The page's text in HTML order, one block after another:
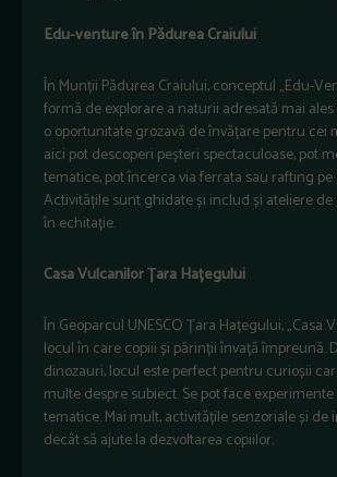
Edu-venture în Pădurea Craiului
În Munții Pădurea Craiului, conceptul „Edu-
formă de explorare a naturii adresată mai ales
o oportunitate grozavă de învățare pentru cei
aici pot descoperi peșteri spectaculoase, pot
tematice, pot încerca via ferrata sau rafting pe
Activitățile sunt ghidate și includ și ateliere
în echitație.
Casa Vulcanilor Țara Hațegului
În Geoparcul UNESCO Țara Hațegului, „Casa
locul în care copiii și părinții învață împreună.
dinozauri, locul este perfect pentru curioșii
multe despre subiect. Se pot face
tematice. Mai mult, activitățile senzoriale și
decât să ajute la dezvoltarea copiilor.